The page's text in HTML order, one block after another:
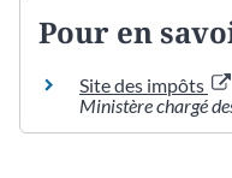
Pour en
Site des impôts
Ministère chargé